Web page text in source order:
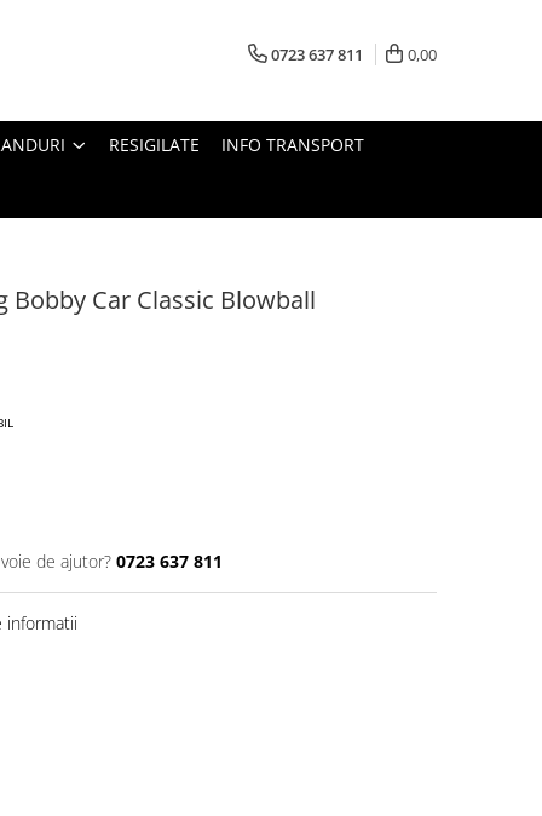
0723 637 811 0,00
RESIGILATE INFO TRANSPORT
Car Classic Blowball
de ajutor? 0723 637 811
informatii